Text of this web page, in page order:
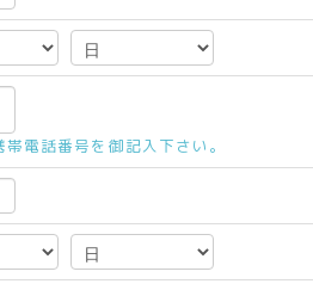
電話番号を御記入下さい。